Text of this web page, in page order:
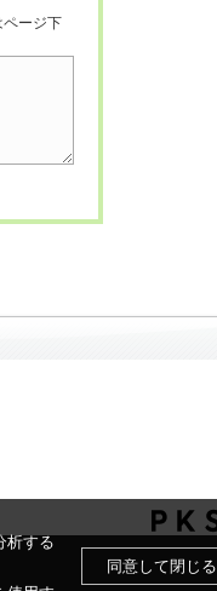
ージ下
析する
同意して閉じる